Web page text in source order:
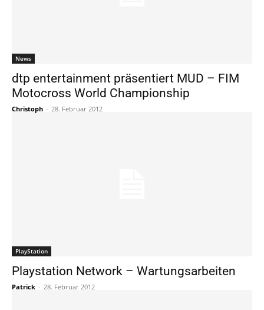
News
dtp entertainment präsentiert MUD – FIM
Motocross World Championship
Christoph - 28. Februar 2012
PlayStation
Playstation Network – Wartungsarbeiten
Patrick - 28. Februar 2012